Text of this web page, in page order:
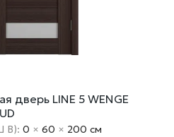
дверь LINE 5 WENGE
В):0 ×60 × 200 cм